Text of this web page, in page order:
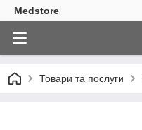
Medstore
Товари та послуги